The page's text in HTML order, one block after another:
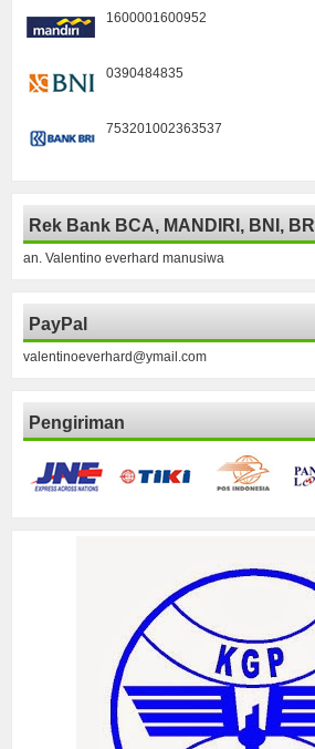
1600001600952
0390484835
753201002363537
Rek Bank BCA, MANDIRI, BNI, BRI
an. Valentino everhard manusiwa
PayPal
valentinoeverhard@ymail.com
Pengiriman